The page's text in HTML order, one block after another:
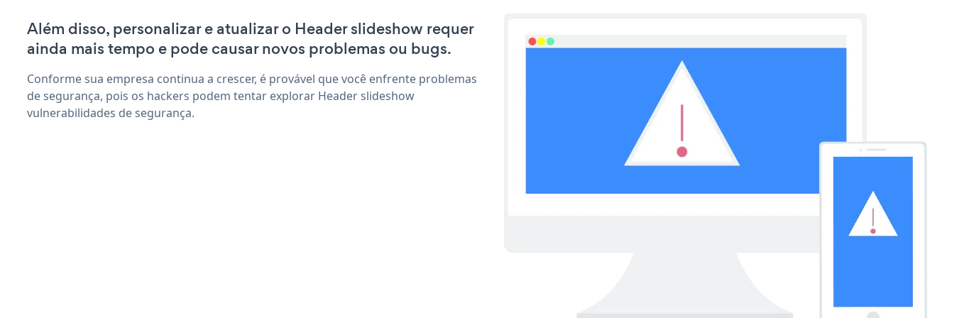
Além disso, personalizar e atualizar o Header slideshow requer
ainda mais tempo e pode causar novos problemas ou bugs.
Conforme sua empresa continua a crescer, é provável que você enfrente problemas
de segurança, pois os hackers podem tentar explorar Header slideshow
vulnerabilidades de segurança.